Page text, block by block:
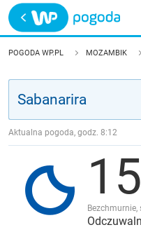
Trwa ładowanie
POLSKA
JAKOŚĆ POWIETRZA
POGODA WP.PL MOZAMBIK
Aktualna pogoda, godz. 8:12
15
Bezchmurnie,